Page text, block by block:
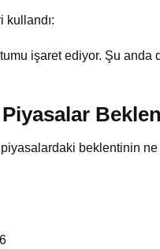
kullandı:
işaret ediyor. Şu
beklentinin